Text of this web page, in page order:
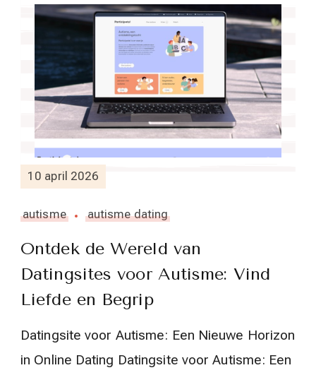
10 april 2026
autisme autisme dating
Ontdek de Wereld van
Datingsites voor Autisme: Vind
Liefde en Begrip
Datingsite voor Autisme: Een Nieuwe Horizon
in Online Dating Datingsite voor Autisme: Een